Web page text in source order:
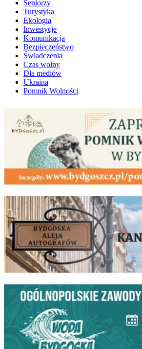
Seniorzy
Turystyka
Ekologia
Inwestycje
Komunikacja
Bezpieczeństwo
Świadczenia
Czas wolny
Dla mediów
Ukraina
Pomnik Wolności